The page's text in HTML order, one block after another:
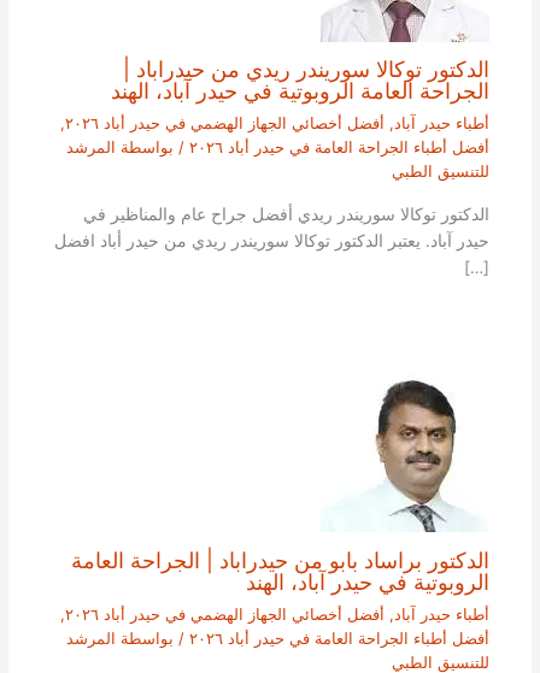
الدكتور توكالا سوريندر ريدي من حيدراباد |
الجراحة العامة الروبوتية في حيدر آباد، الهند
أطباء حيدر آباد, أفضل أخصائي الجهاز الهضمي في حيدر أباد ٢٠٢٦
,
أفضل أطباء الجراحة العامة في حيدر أباد ٢٠٢٦
/ بواسطة المرشد
للتنسيق الطبي
الدكتور توكالا سوريندر ريدي أفضل جراح عام والمناظير في
حيدر آباد. يعتبر الدكتور توكالا سوريندر ريدي من حيدر أباد افضل
[…]
الدكتور براساد بابو من حيدراباد | الجراحة العامة
الروبوتية في حيدر آباد، الهند
أطباء حيدر آباد , أفضل أخصائي الجهاز الهضمي في حيدر أباد ٢٠٢٦
,
أفضل أطباء الجراحة العامة في حيدر أباد ٢٠٢٦
/ بواسطة المرشد
للتنسيق الطبي